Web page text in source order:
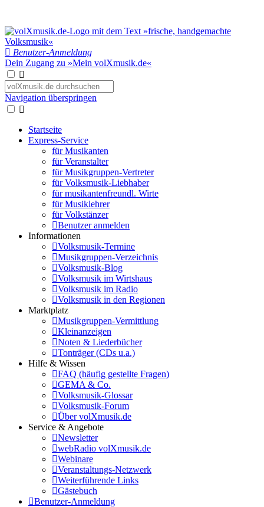
Benutzer-Anmeldung
Dein Zugang zu »Mein volXmusik.de«
Navigation überspringen
Startseite
Express-Service
für Musikanten
für Veranstalter
für Musikgruppen-Vertreter
für Volksmusik-Liebhaber
für musikantenfreundl. Wirte
für Musiklehrer
für Volkstänzer
Benutzer anmelden
Informationen
Volksmusik-Termine
Musikgruppen-Verzeichnis
Volksmusik-Blog
Volksmusik im Wirtshaus
Volksmusik im Radio
Volksmusik in den Regionen
Marktplatz
Musikgruppen-Vermittlung
Kleinanzeigen
Noten & Liederbücher
Tonträger (CDs u.a.)
Hilfe & Wissen
FAQ (häufig gestellte Fragen)
GEMA & Co.
Volksmusik-Glossar
Volksmusik-Forum
Über volXmusik.de
Service & Angebote
Newsletter
webRadio volXmusik.de
Webinare
Veranstaltungs-Netzwerk
Weiterführende Links
Gästebuch
Benutzer-Anmeldung